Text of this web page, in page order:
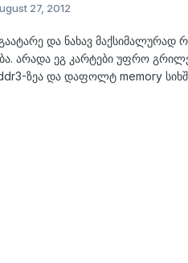
27, 2012
და ნახავ მაქსიმალურად
არადა ეგ კარტები უფრო
ზეა და დაფოლტ memory